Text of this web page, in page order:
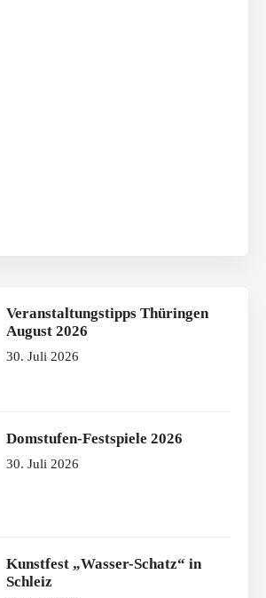
Veranstaltungstipps Thüringen
August 2026
30. Juli 2026
Domstufen-Festspiele 2026
30. Juli 2026
Kunstfest „Wasser-Schatz“ in
Schleiz